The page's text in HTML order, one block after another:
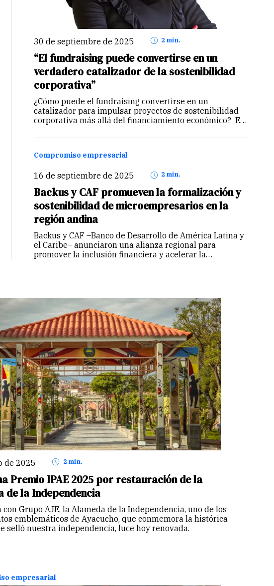
30 de septiembre de 2025 2 min.
“El fundraising puede convertirse en un
verdadero catalizador de la sostenibilidad
corporativa”
¿Cómo puede el fundraising convertirse en un
catalizador para impulsar proyectos de sostenibilidad
corporativa más allá del financiamiento económico? El
catalizador de la sostenibilidad corporativa cuando se
Compromiso empresarial
16 de septiembre de 2025 2 min.
Backus y CAF promueven la formalización y
sostenibilidad de microempresarios en la
región andina
Backus y CAF –Banco de Desarrollo de América Latina y
el Caribe– anunciaron una alianza regional para
promover la inclusión financiera y acelerar la
de 2025 2 min.
Premio IPAE 2025 por restauración de la
de la Independencia
con Grupo AJE, la Alameda de la Independencia, uno de los
emblemáticos de Ayacucho, que conmemora la histórica
selló nuestra independencia, luce hoy renovada.
empresarial